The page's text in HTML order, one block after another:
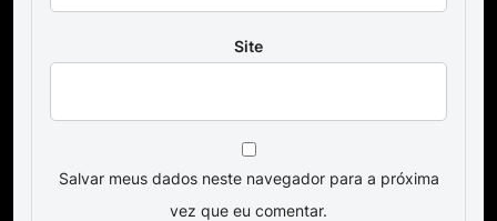
Site
Salvar meus dados neste navegador para a próxima
vez que eu comentar.